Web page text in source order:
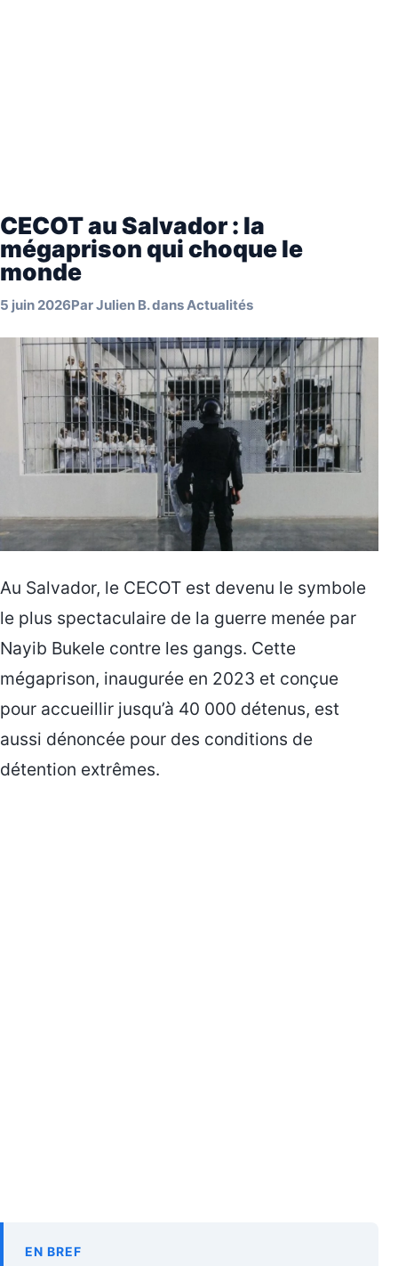
CECOT au Salvador : la
mégaprison qui choque le
monde
5 juin 2026ParJulien B.dansActualités
Au Salvador, le CECOT est devenu le symbole
le plus spectaculaire de la guerre menée par
Nayib Bukele contre les gangs. Cette
mégaprison, inaugurée en 2023 et conçue
pour accueillir jusqu’à 40 000 détenus, est
aussi dénoncée pour des conditions de
détention extrêmes.
EN BREF